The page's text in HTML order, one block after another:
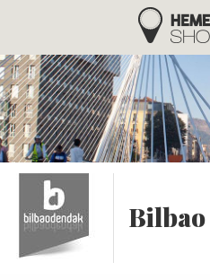
Skip to main content
Hemengo Shopping
Bilbao